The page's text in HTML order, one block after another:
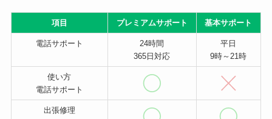
項目 プレミアムサポート 基本サポート
電話サポート
24時間
365日対応
平日
9時～21時
使い方
電話サポート
出張修理